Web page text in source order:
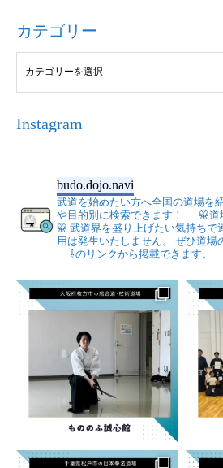
カテゴリー
Instagram
budo.dojo.navi
武道を始めたい方へ全国の道場を
や目的別に検索できます！
🥋道
🥋 武道界を盛り上げたい気持ちで
用は発生いたしません。
ぜひ道場
⇩のリンクから掲載できます。